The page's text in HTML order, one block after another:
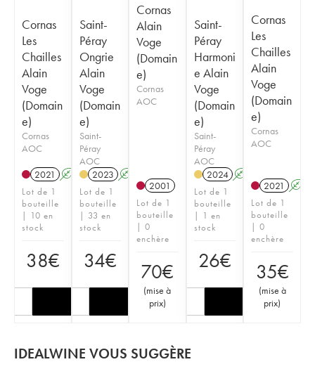
Cornas
Les
Chailles
Alain
Voge
(Domain
e)
Cornas
AOC
2021 A
Lot de 1
bouteille
| 10 en
stock
38€
Saint-
Péray
Ongrie
Alain
Voge
(Domain
e)
Saint-
Péray
AOC
2023 A
Lot de 1
bouteille
| 33 en
stock
34€
Cornas
Alain
Voge
(Domain
e)
Cornas
AOC
2001
Lot de 1
bouteille
| 0
enchère
70€
(mise à
prix)
Saint-
Péray
Harmoni
e Alain
Voge
(Domain
e)
Saint-
Péray
AOC
2024 A
Lot de 1
bouteille
| 1 en
stock
26€
Cornas
Les
Chailles
Alain
Voge
(Domain
e)
Cornas
AOC
2021 A
Lot de 1
bouteille
| 0
enchère
35€
(mise à
prix)
IDEALWINE VOUS SUGGÈRE